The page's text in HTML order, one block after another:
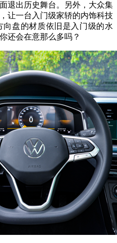
退出历史舞台。另外，大众集
让一台入门级家轿的内饰科技
盘的材质依旧是入门级的水
还会在意那么多吗？